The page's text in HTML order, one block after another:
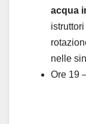
acqua
nelle
Ore 19